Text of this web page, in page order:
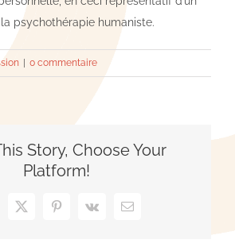
psychothérapie humaniste.
0 commentaire
Story, Choose Your
Platform!
X Pinterest
Vk Email